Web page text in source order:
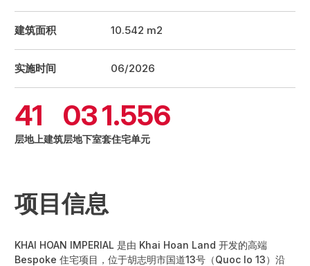
建筑面积 10.542 m2
实施时间 06/2026
41
层地上建筑
03
层地下室
1.556
套住宅单元
项目信息
KHAI HOAN IMPERIAL 是由 Khai Hoan Land 开发的高端
Bespoke 住宅项目，位于胡志明市国道13号（Quoc lo 13）沿